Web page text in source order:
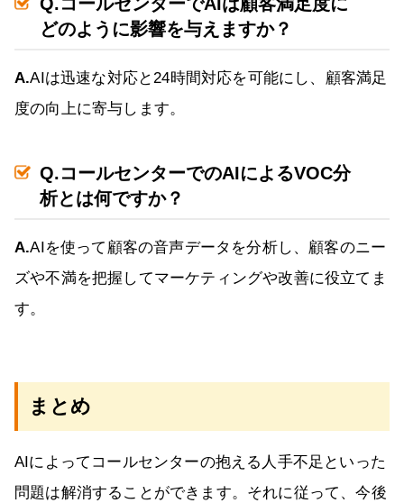
どのように影響を与えますか？
A.AIは迅速な対応と24時間対応を可能にし、顧客満足
度の向上に寄与します。
Q.コールセンターでのAIによるVOC分
析とは何ですか？
A.AIを使って顧客の音声データを分析し、顧客のニー
ズや不満を把握してマーケティングや改善に役立てま
す。
まとめ
AIによってコールセンターの抱える人手不足といった
問題は解消することができます。それに従って、今後